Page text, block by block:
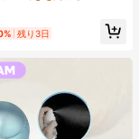
髪の補修と強化、すべ
必需品、夏のヘアケア
残り3日